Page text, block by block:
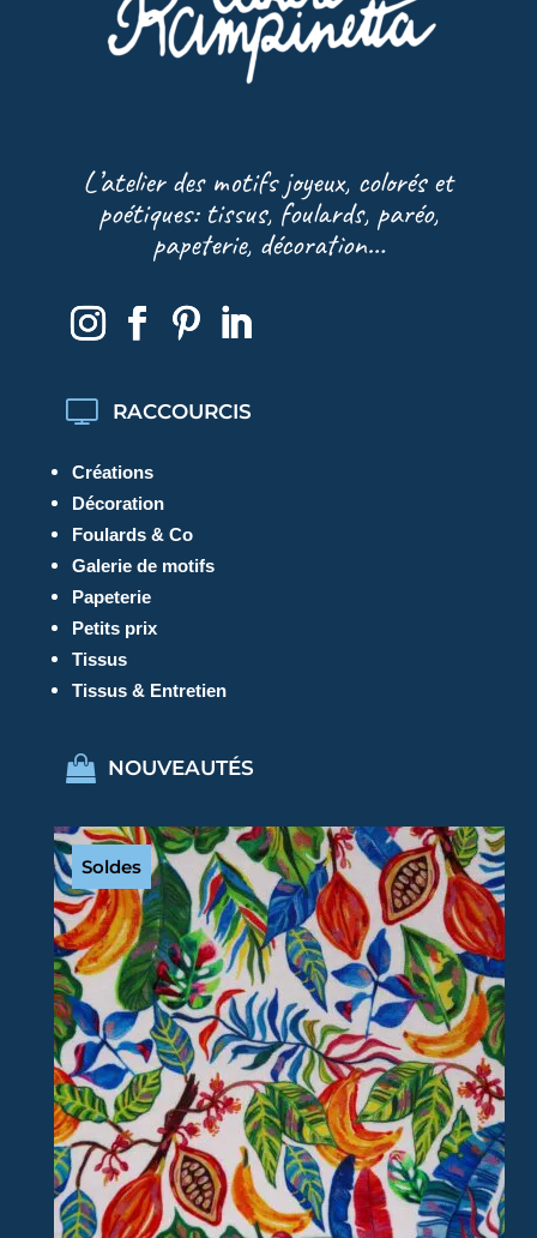
L’atelier des motifs joyeux, colorés et
poétiques: tissus, foulards, paréo,
papeterie, décoration…
RACCOURCIS
Créations
Décoration
Foulards & Co
Galerie de motifs
Papeterie
Petits prix
Tissus
Tissus & Entretien
NOUVEAUTÉS
Soldes